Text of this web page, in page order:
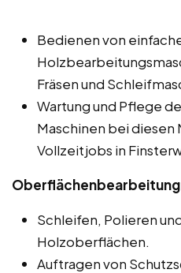
Bedienen von
Fräsen und
Wartung und Pflege
Maschinen bei
Vollzeitjobs in
Oberflächenbearbeitung
Schleifen, Polieren
Holzoberflächen.
Auftragen von